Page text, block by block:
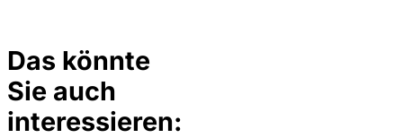
Das könnte
Sie auch
interessieren: